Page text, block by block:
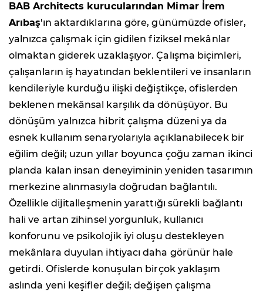
BAB Architects kurucularından Mimar İrem
Arıbaş'ın aktardıklarına göre, günümüzde ofisler,
yalnızca çalışmak için gidilen fiziksel mekânlar
olmaktan giderek uzaklaşıyor. Çalışma biçimleri,
çalışanların iş hayatından beklentileri ve insanların
kendileriyle kurduğu ilişki değiştikçe, ofislerden
beklenen mekânsal karşılık da dönüşüyor. Bu
dönüşüm yalnızca hibrit çalışma düzeni ya da
esnek kullanım senaryolarıyla açıklanabilecek bir
eğilim değil; uzun yıllar boyunca çoğu zaman ikinci
planda kalan insan deneyiminin yeniden tasarımın
merkezine alınmasıyla doğrudan bağlantılı.
Özellikle dijitalleşmenin yarattığı sürekli bağlantı
hali ve artan zihinsel yorgunluk, kullanıcı
konforunu ve psikolojik iyi oluşu destekleyen
mekânlara duyulan ihtiyacı daha görünür hale
getirdi. Ofislerde konuşulan birçok yaklaşım
aslında yeni keşifler değil; değişen çalışma